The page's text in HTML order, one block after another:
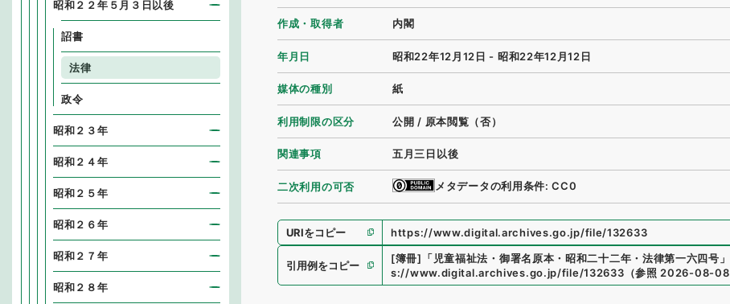
作成・取得者 内閣
年月日 昭和22年12月12日 - 昭和22年12月12日
媒体の種別 紙
利用制限の区分 公開 / 原本閲覧（否）
関連事項 五月三日以後
二次利用の可否 メタデータの利用条件: CC0
URIをコピー https://www.digital.archives.go.jp/file/132633
引用例をコピー
[簿冊] 「児童福祉法・御署名原本・昭和二十二年・法律第一六四号 」
s://www.digital.archives.go.jp/file/132633 （参照 2026-08-08
昭和２２年５月３日以後
詔書
法律
政令
昭和２３年
昭和２４年
昭和２５年
昭和２６年
昭和２７年
昭和２８年